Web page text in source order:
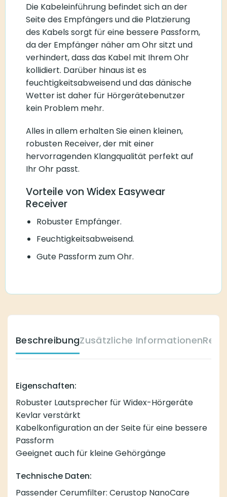
Die Kabeleinführung befindet sich an der
Seite des Empfängers und die Platzierung
des Kabels sorgt für eine bessere Passform,
da der Empfänger näher am Ohr sitzt und
verhindert, dass das Kabel mit Ihrem Ohr
kollidiert. Darüber hinaus ist es
feuchtigkeitsabweisend und das dänische
Wetter ist daher für Hörgerätebenutzer
kein Problem mehr.
Alles in allem erhalten Sie einen kleinen,
robusten Receiver, der mit einer
hervorragenden Klangqualität perfekt auf
Ihr Ohr passt.
Vorteile von Widex Easywear
Receiver
Robuster Empfänger.
Feuchtigkeitsabweisend.
Gute Passform zum Ohr.
BeschreibungZusätzliche Informationen
Eigenschaften:
Robuster Lautsprecher für Widex-Hörgeräte
Kevlar verstärkt
Kabelkonfiguration an der Seite für eine bessere
Passform
Geeignet auch für kleine Gehörgänge
Technische Daten:
Passender Cerumfilter: Cerustop NanoCare